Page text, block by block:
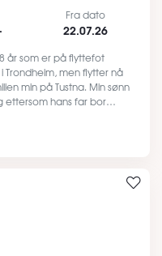
Fra dato
22.07.26
år som er på flyttefot
men flytter nå
min på Tustna. Min sønn
ettersom hans far bor…